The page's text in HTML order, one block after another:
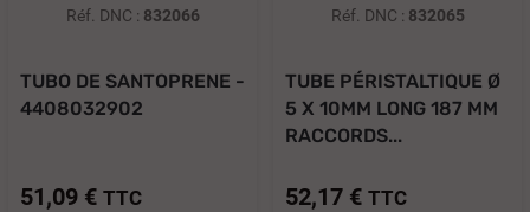
Réf. DNC : 832066
TUBO DE SANTOPRENE -
4408032902
51,09 € TTC
Réf. DNC : 832065
TUBE PÉRISTALTIQUE Ø
5 X 10MM LONG 187 MM
RACCORDS...
52,17 € TTC